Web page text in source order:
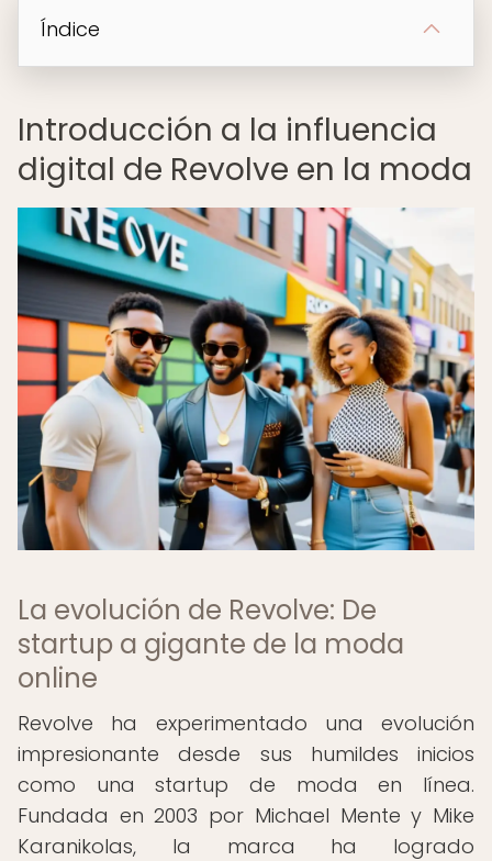
Índice
Introducción a la influencia
digital de Revolve en la moda
La evolución de Revolve: De
startup a gigante de la moda
online
Revolve ha experimentado una evolución
impresionante desde sus humildes inicios
como una startup de moda en línea.
Fundada en 2003 por Michael Mente y Mike
Karanikolas, la marca ha logrado